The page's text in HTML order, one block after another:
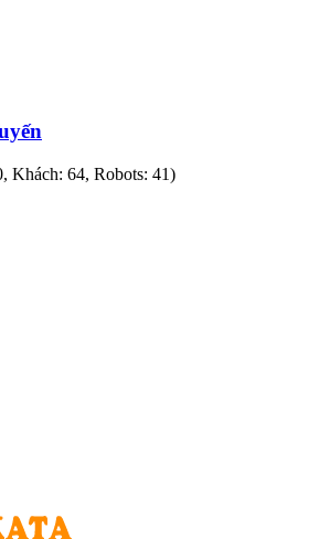
Khách: 64, Robots: 41)